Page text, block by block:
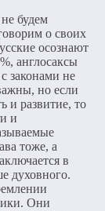
будем
о своих
осознают
англосаксы
законами не
но если
и развитие, то
и
тоже, а
в
духовного.
Они